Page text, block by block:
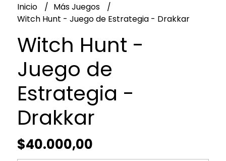
Inicio
Más Juegos
Witch Hunt - Juego de Estrategia - Drakkar
Witch Hunt -
Juego de
Estrategia -
Drakkar
$40.000,00